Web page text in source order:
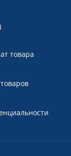
товара